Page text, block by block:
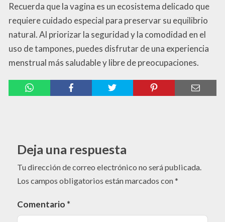
Recuerda que la vagina es un ecosistema delicado que
requiere cuidado especial para preservar su equilibrio
natural. Al priorizar la seguridad y la comodidad en el
uso de tampones, puedes disfrutar de una experiencia
menstrual más saludable y libre de preocupaciones.
Deja una respuesta
Tu dirección de correo electrónico no será publicada.
Los campos obligatorios están marcados con*
Comentario *